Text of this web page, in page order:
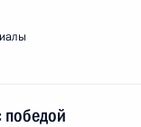
победой